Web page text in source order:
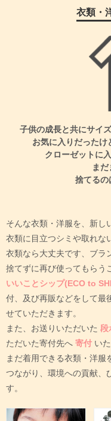
衣類・
子供の成長と共にサイ
お気に入りだったけ
クローゼットに
まだ
捨てるの
そんな衣類・洋服を、新し
衣類に目立つシミや取れな
衣類なら大丈夫です、ブラ
捨てずに再び使ってもらう
いいことシップ(ECO to
付、及び再販などをして最
せていただきます。
また、お送りいただいた 段
ただいた寄付先へ 寄付 い
まだ着用できる衣類・洋服
つながり、環境への貢献、
す。